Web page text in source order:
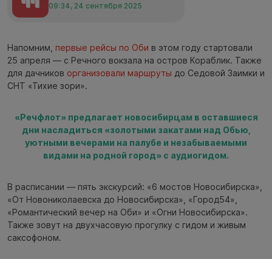
09:34, 24 сентября 2025
Напомним, первые рейсы по Оби в этом году стартовали
25 апреля — с Речного вокзала на остров Кораблик. Также
для дачников организовали маршруты до Седовой Заимки и
СНТ «Тихие зори».
«Речфлот» предлагает новосибирцам в оставшиеся
дни насладиться «золотыми закатами над Обью,
уютными вечерами на палубе и незабываемыми
видами на родной город» с аудиогидом.
В расписании — пять экскурсий: «6 мостов Новосибирска»,
«От Новониколаевска до Новосибирска», «Город54»,
«Романтический вечер на Оби» и «Огни Новосибирска».
Также зовут на двухчасовую прогулку с гидом и живым
саксофоном.